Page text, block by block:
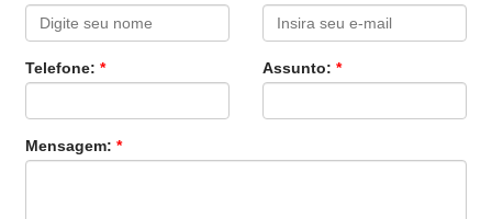
Telefone:* Assunto: *
Mensagem:*